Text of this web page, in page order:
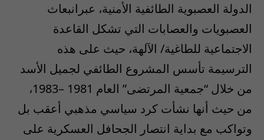
الدولة العصبوية الطائفية الأمنية، عبرانبعاث
العصبويات والعصابات التي تشكل القاعدة
الاجتماعية للطاغية/ الآلهة، حيث على هذه
الترسيمة تأسس المشروع الطائفي لجميل الأسد
من خلال “جمعية المرتضى” العام 1981 –1983،
من حيث أنها نشأت كرد سياسي مذهبي أعقب بل
وتواكب مع بداية انتصار الجحافل العسكرية على